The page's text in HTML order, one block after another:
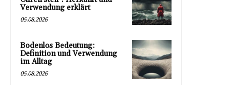
Verwendung erklärt
05.08.2026
Bodenlos Bedeutung:
Definition und Verwendung
im Alltag
05.08.2026